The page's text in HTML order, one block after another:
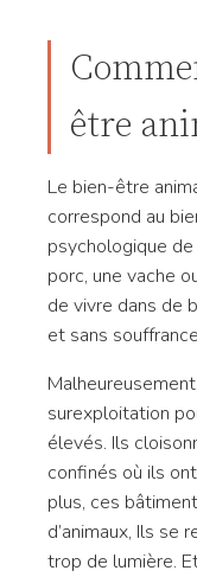
être
Le bien-être
correspond au
psychologique de
porc, une vache
de vivre dans de
et sans
surexploitation
élevés. Ils
confinés où ils
plus, ces
d’animaux, Ils se
trop de lumière.